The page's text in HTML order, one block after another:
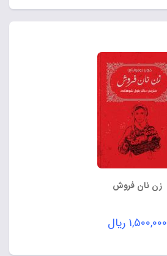
زن نان فروش
۱,۵۰۰,۰۰۰ ریال